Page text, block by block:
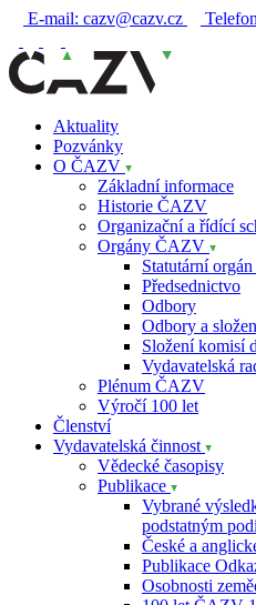
E-mail: cazv@cazv.cz
Aktuality
Pozvánky
O ČAZV
Základní informace
Historie ČAZV
Organizační a řídící
Orgány ČAZV
Statutární
Předsednictvo
Odbory
Odbory a
Složení komisí
Vydavatelská
Plénum ČAZV
Výročí 100 let
Členství
Vydavatelská činnost
Vědecké časopisy
Publikace
Vybrané
podstatným
České a
Publikace
Osobnosti